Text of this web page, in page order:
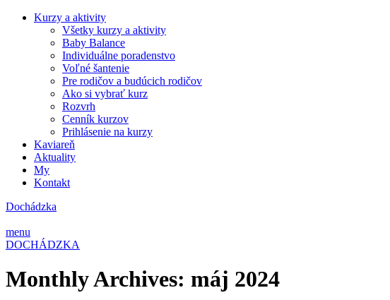
Kurzy a aktivity
Všetky kurzy a aktivity
Baby Balance
Individuálne poradenstvo
Voľné šantenie
Pre rodičov a budúcich rodičov
Ako si vybrať kurz
Rozvrh
Cenník kurzov
Prihlásenie na kurzy
Kaviareň
Aktuality
My
Kontakt
Dochádzka
menu
DOCHÁDZKA
Monthly Archives: máj 2024